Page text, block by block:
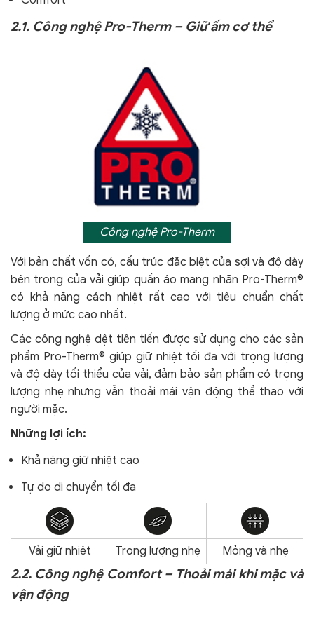
2.1. Công nghệ Pro-Therm – Giữ ấm cơ thể
Công nghệ Pro-Therm
Với bản chất vốn có, cấu trúc đặc biệt của sợi và độ dày
bên trong của vải giúp quần áo mang nhãn Pro-Therm®
có khả năng cách nhiệt rất cao với tiêu chuẩn chất
lượng ở mức cao nhất.
Các công nghệ dệt tiên tiến được sử dụng cho các sản
phẩm Pro-Therm® giúp giữ nhiệt tối đa với trọng lượng
và độ dày tối thiểu của vải, đảm bảo sản phẩm có trọng
lượng nhẹ nhưng vẫn thoải mái vận động thể thao với
người mặc.
Những lợi ích:
Khả năng giữ nhiệt cao
Tự do di chuyển tối đa
Vải giữ nhiệt Trọng lượng nhẹ Mỏng và nhẹ
2.2. Công nghệ Comfort – Thoải mái khi mặc và
vận động